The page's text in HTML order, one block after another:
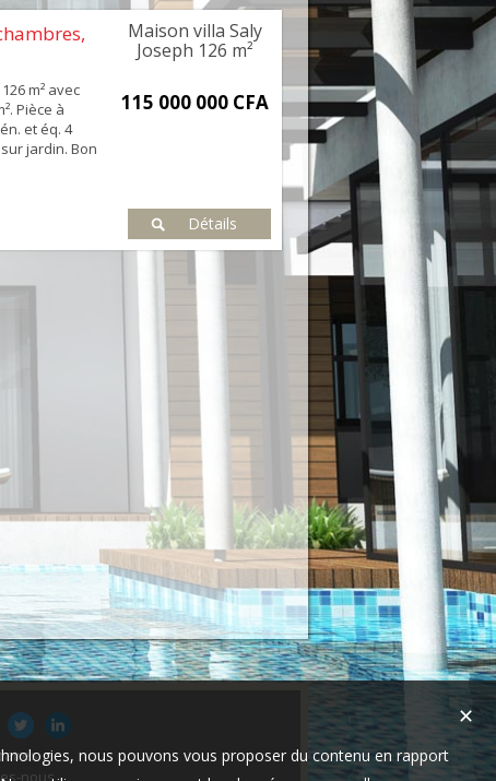
m² avec
Pièce à
et éq. 4
jardin. Bon
Maison villa Saly
Joseph 126 m²
115 000 000 CFA
Détails
nous
✕
nous pouvons vous proposer du contenu en rapport